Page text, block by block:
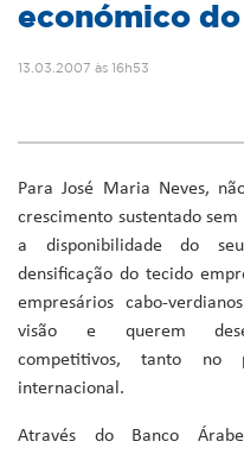
económico
13.03.2007 às 16h53
Para José Maria Neves,
crescimento sustentado
a disponibilidade do
densificação do tecido
empresários cabo-
visão e querem
competitivos, tanto no
internacional.
Através do Banco